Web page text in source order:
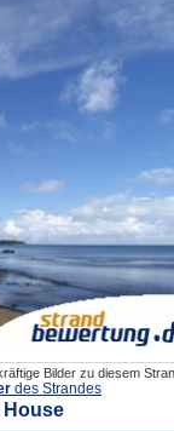
Bilder zu diesem
des Strandes
House